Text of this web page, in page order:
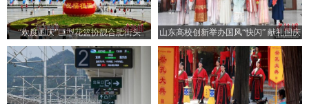
“欢度国庆”巨型花篮扮靓合肥街头
山东高校创新举办国风“快闪” 献礼国庆
佳节